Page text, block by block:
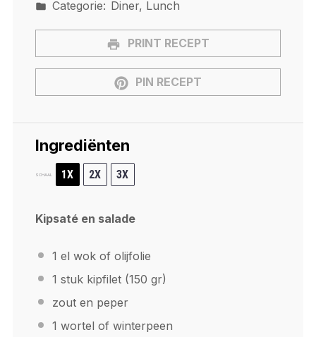
Categorie: Diner, Lunch
PRINT RECEPT
PIN RECEPT
Ingrediënten
SCHAAL 1X 2X 3X
Kipsaté en salade
1 el wok of olijfolie
1 stuk kipfilet (150 gr)
zout en peper
1 wortel of winterpeen